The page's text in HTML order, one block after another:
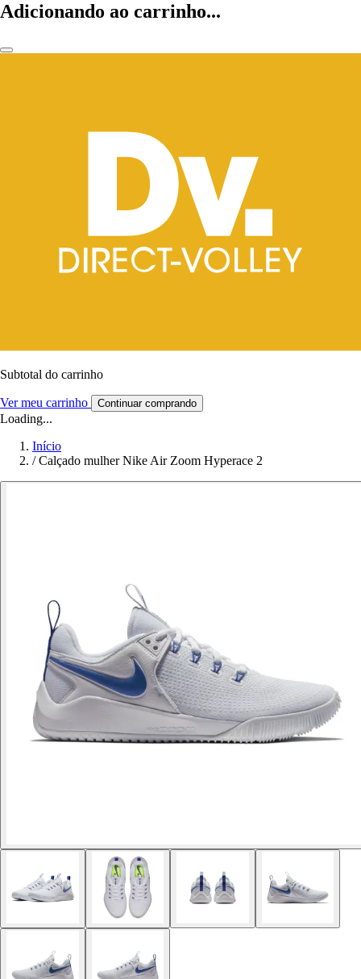
Adicionando ao carrinho...
Subtotal do carrinho
Ver meu carrinho Continuar comprando
Loading...
Início
/ Calçado mulher Nike Air Zoom Hyperace 2